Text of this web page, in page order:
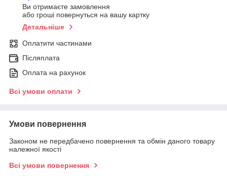
Ви отримаєте замовлення
або гроші повернуться на вашу картку
Детальніше
Оплатити частинами
Післяплата
Оплата на рахунок
Всі умови оплати
Умови повернення
Законом не передбачено повернення та обмін даного товару
належної якості
Всі умови повернення